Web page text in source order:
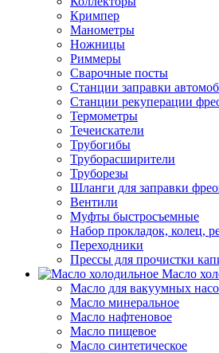
Кримпер
Манометры
Ножницы
Риммеры
Сварочные посты
Станции заправки
Станции рекуперации
Термометры
Течеискатели
Трубогибы
Труборасширители
Труборезы
Шланги для заправки
Вентили
Муфты быстросъемные
Набор прокладок, колец,
Переходники
Прессы для прочистки
Масло
Масло для вакуумных
Масло минеральное
Масло нафтеновое
Масло пищевое
Масло синтетическое